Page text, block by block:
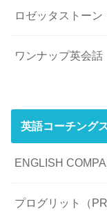
ロゼッタストー
ワンナップ英会話
英語コーチング
ENGLISH
プログリット（